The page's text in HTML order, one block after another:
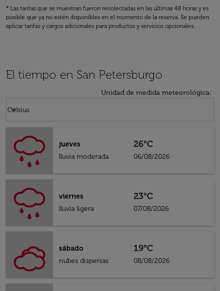
* Las tarifas que se muestran fueron recolectadas en las últimas 48 horas y es
posible que ya no estén disponibles en el momento de la reserva. Se pueden
aplicar tarifas y cargos adicionales para productos y servicios opcionales.
El tiempo en San Petersburgo
Unidad de medida meteorológica:
Celsius
keyboard_arrow_down
jueves
lluvia moderada
26°C
06/08/2026
viernes
lluvia ligera
23°C
07/08/2026
sábado
nubes dispersas
19°C
08/08/2026